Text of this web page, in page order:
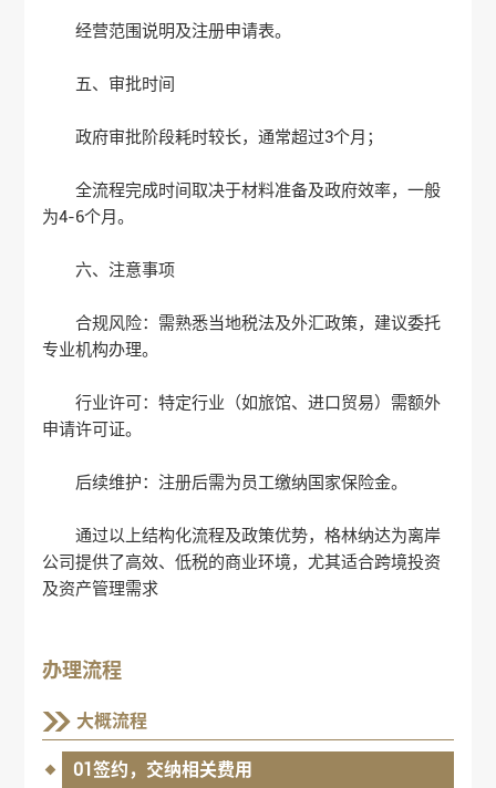
经营范围说明及注册申请表‌。
五、审批时间
政府审批阶段耗时较长，通常超过3个月；
全流程完成时间取决于材料准备及政府效率，一般
为4-6个月‌。
六、注意事项
‌合规风险‌：需熟悉当地税法及外汇政策，建议委托
专业机构办理‌。
‌行业许可‌：特定行业（如旅馆、进口贸易）需额外
申请许可证‌。
‌后续维护‌：注册后需为员工缴纳国家保险金‌。
通过以上结构化流程及政策优势，格林纳达为离岸
公司提供了高效、低税的商业环境，尤其适合跨境投资
及资产管理需求‌
办理流程
大概流程
01签约，交纳相关费用